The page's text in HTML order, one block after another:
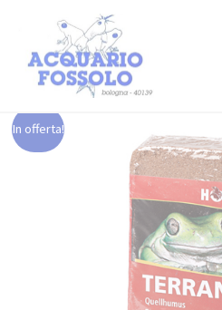
In offerta!